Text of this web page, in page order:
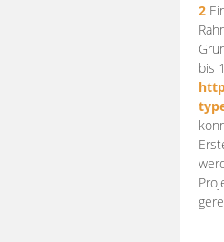
2
bis